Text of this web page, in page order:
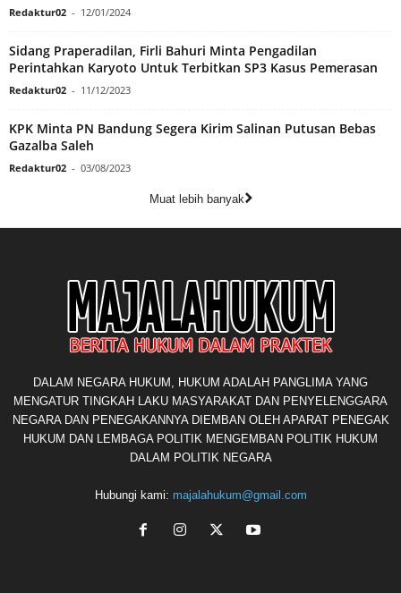
Redaktur02 - 12/01/2024
Sidang Praperadilan, Firli Bahuri Minta Pengadilan
Perintahkan Karyoto Untuk Terbitkan SP3 Kasus Pemerasan
Redaktur02 - 11/12/2023
KPK Minta PN Bandung Segera Kirim Salinan Putusan Bebas
Gazalba Saleh
Redaktur02 - 03/08/2023
Muat lebih banyak
DALAM NEGARA HUKUM, HUKUM ADALAH PANGLIMA YANG
MENGATUR TINGKAH LAKU MASYARAKAT DAN PENYELENGGARA
NEGARA DAN PENEGAKANNYA DIEMBAN OLEH APARAT PENEGAK
HUKUM DAN LEMBAGA POLITIK MENGEMBAN POLITIK HUKUM
DALAM POLITIK NEGARA
Hubungi kami: majalahukum@gmail.com